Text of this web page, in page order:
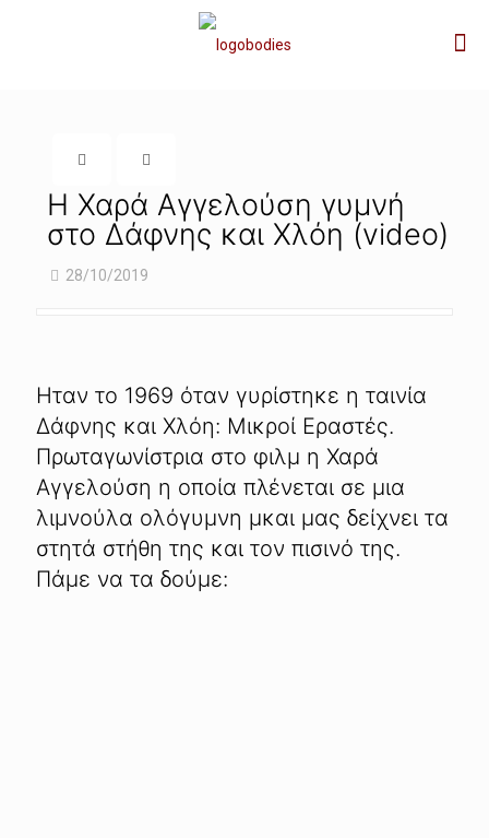
Η Χαρά Αγγελούση γυμνή
στο Δάφνης και Χλόη (video)
28/10/2019
Ηταν το 1969 όταν γυρίστηκε η ταινία
Δάφνης και Χλόη: Μικροί Εραστές.
Πρωταγωνίστρια στο φιλμ η Χαρά
Αγγελούση η οποία πλένεται σε μια
λιμνούλα ολόγυμνη μκαι μας δείχνει τα
στητά στήθη της και τον πισινό της.
Πάμε να τα δούμε: